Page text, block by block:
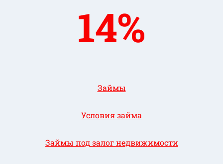
14%
Займы
Условия займа
Займы под залог недвижимости